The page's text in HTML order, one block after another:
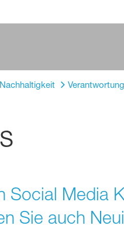
Nachhaltigkeit
Social Media
Sie auch